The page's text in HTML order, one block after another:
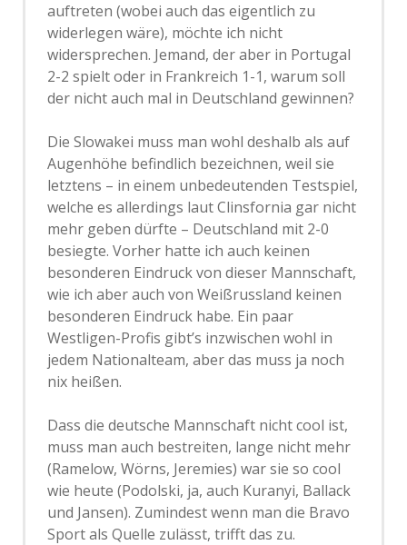
auftreten (wobei auch das eigentlich zu
widerlegen wäre), möchte ich nicht
widersprechen. Jemand, der aber in Portugal
2-2 spielt oder in Frankreich 1-1, warum soll
der nicht auch mal in Deutschland gewinnen?
Die Slowakei muss man wohl deshalb als auf
Augenhöhe befindlich bezeichnen, weil sie
letztens – in einem unbedeutenden Testspiel,
welche es allerdings laut Clinsfornia gar nicht
mehr geben dürfte – Deutschland mit 2-0
besiegte. Vorher hatte ich auch keinen
besonderen Eindruck von dieser Mannschaft,
wie ich aber auch von Weißrussland keinen
besonderen Eindruck habe. Ein paar
Westligen-Profis gibt’s inzwischen wohl in
jedem Nationalteam, aber das muss ja noch
nix heißen.
Dass die deutsche Mannschaft nicht cool ist,
muss man auch bestreiten, lange nicht mehr
(Ramelow, Wörns, Jeremies) war sie so cool
wie heute (Podolski, ja, auch Kuranyi, Ballack
und Jansen). Zumindest wenn man die Bravo
Sport als Quelle zulässt, trifft das zu.